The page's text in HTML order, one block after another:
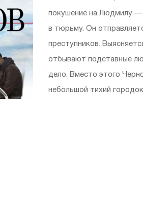
покушение на Людмилу —
в тюрьму. Он
преступников.
отбывают подставные
дело. Вместо этого
небольшой тихий